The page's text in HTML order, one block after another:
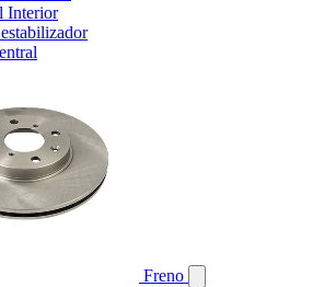
Interior
Freno